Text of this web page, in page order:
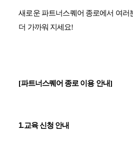
새로운 파트너스퀘어 종로에서 여러
더 가까워 지세요!
[파트너스퀘어 종로 이용 안내]
1.교육 신청 안내